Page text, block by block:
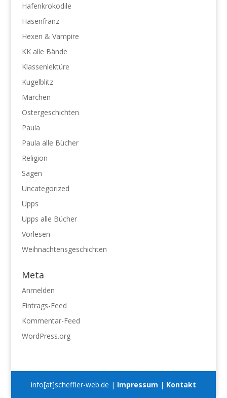
Hafenkrokodile
Hasenfranz
Hexen & Vampire
KK alle Bände
Klassenlektüre
Kugelblitz
Märchen
Ostergeschichten
Paula
Paula alle Bücher
Religion
Sagen
Uncategorized
Upps
Upps alle Bücher
Vorlesen
Weihnachtensgeschichten
Meta
Anmelden
Eintrags-Feed
Kommentar-Feed
WordPress.org
info[at]scheffler-web.de | Impressum | Kontakt